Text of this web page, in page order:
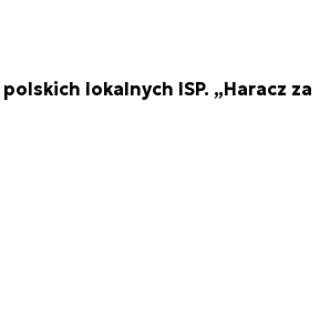
polskich lokalnych ISP. „Haracz za